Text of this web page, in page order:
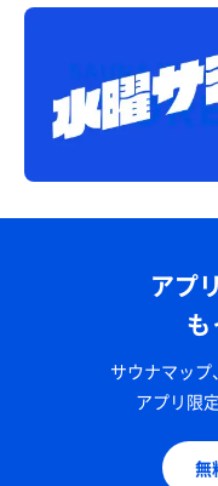
アプ
も
サウナマップ
アプリ限
無